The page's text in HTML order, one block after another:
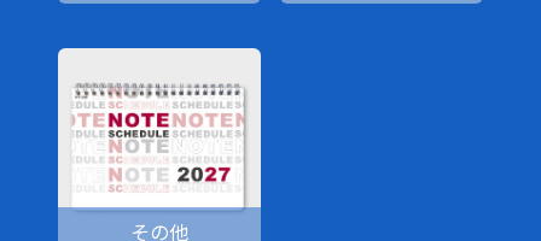
その他